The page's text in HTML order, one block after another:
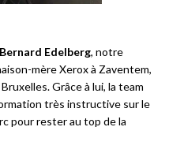
Bernard Edelberg, notre
mère Xerox à Zaventem,
Grâce à lui, la team
très instructive sur le
pour rester au top de la